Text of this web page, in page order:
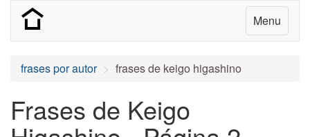
Menu
frases por autor frases de keigo higashino
Frases de Keigo